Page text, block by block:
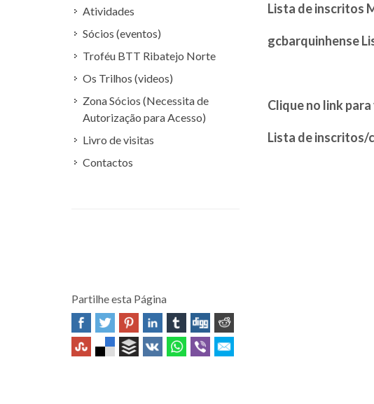
Lista de inscritos
gcbarquinhense
Clique no link
Lista de inscritos/
Atividades
Sócios (eventos)
Troféu BTT Ribatejo Norte
Os Trilhos (videos)
Zona Sócios (Necessita de
Autorização para Acesso)
Livro de visitas
Contactos
Partilhe esta Página